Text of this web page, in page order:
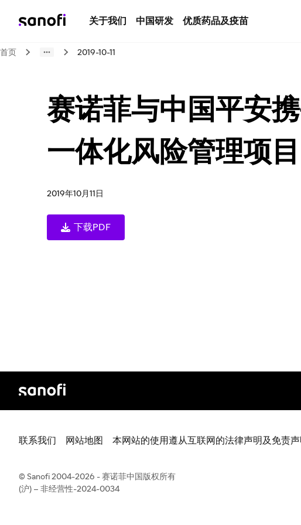
关于我们 中国研发 优质药品及疫苗
首页 2019-10-11
赛诺菲与中国平安
一体化风险管理项目
2019年10月11日
下载PDF
联系我们 网站地图 本网站的使用遵从互联网的法律声明及免责声
© Sanofi 2004-2026 - 赛诺菲中国版权所有
(沪) – 非经营性-2024-0034